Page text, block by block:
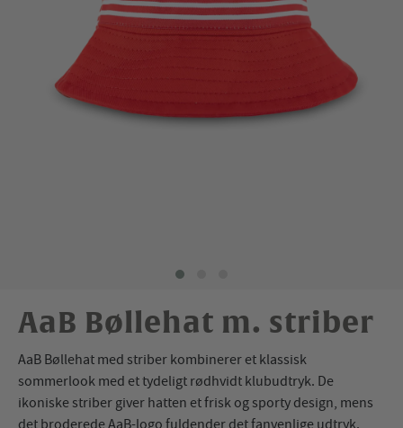
AaB Bøllehat m. striber
AaB Bøllehat med striber kombinerer et klassisk
sommerlook med et tydeligt rødhvidt klubudtryk. De
ikoniske striber giver hatten et frisk og sporty design, mens